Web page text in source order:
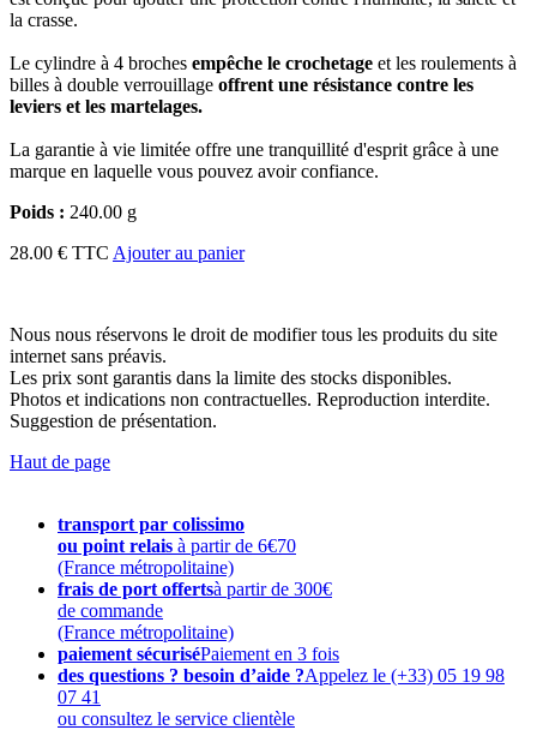
la crasse.
Le cylindre à 4 broches empêche le crochetage et les roulements à
billes à double verrouillage offrent une résistance contre les
leviers et les martelages.
La garantie à vie limitée offre une tranquillité d'esprit grâce à une
marque en laquelle vous pouvez avoir confiance.
Poids : 240.00 g
28.00 € TTC Ajouter au panier
Nous nous réservons le droit de modifier tous les produits du site
internet sans préavis.
Les prix sont garantis dans la limite des stocks disponibles.
Photos et indications non contractuelles. Reproduction interdite.
Suggestion de présentation.
Haut de page
transport par colissimo
ou point relais à partir de 6€70
(France métropolitaine)
frais de port offertsà partir de 300€
de commande
(France métropolitaine)
paiement sécuriséPaiement en 3 fois
des questions ? besoin d’aide ?Appelez le (+33) 05 19 98
07 41
ou consultez le service clientèle